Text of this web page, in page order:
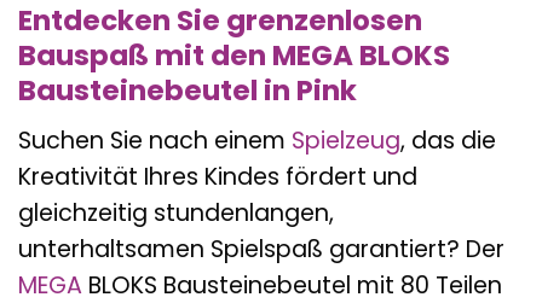
Entdecken Sie grenzenlosen
Bauspaß mit den MEGA BLOKS
Bausteinebeutel in Pink
Suchen Sie nach einem Spielzeug, das die
Kreativität Ihres Kindes fördert und
gleichzeitig stundenlangen,
unterhaltsamen Spielspaß garantiert? Der
MEGA BLOKS Bausteinebeutel mit 80 Teilen